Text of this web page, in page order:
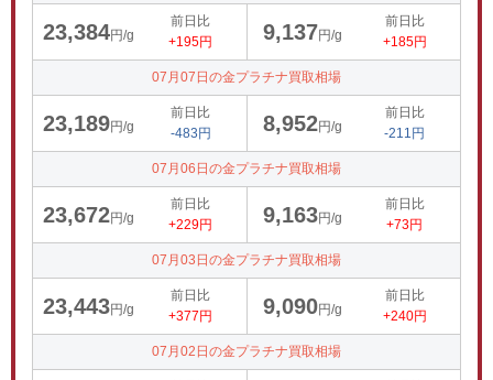
23,384円/g
前日比
+195円
9,137円/g
前日比
+185円
07月07日の金プラチナ買取相場
23,189円/g
前日比
-483円
8,952円/g
前日比
-211円
07月06日の金プラチナ買取相場
23,672円/g
前日比
+229円
9,163円/g
前日比
+73円
07月03日の金プラチナ買取相場
23,443円/g
前日比
+377円
9,090円/g
前日比
+240円
07月02日の金プラチナ買取相場